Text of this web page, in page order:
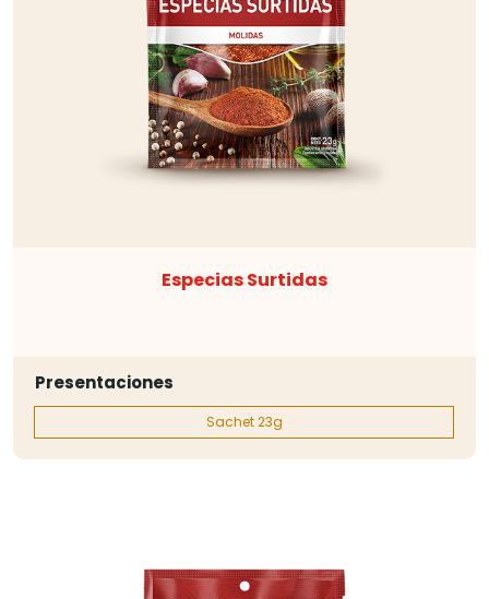
Especias Surtidas
Presentaciones
Sachet 23g